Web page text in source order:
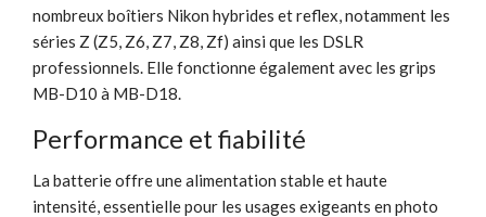
nombreux boîtiers Nikon hybrides et reflex, notamment les
séries Z (Z5, Z6, Z7, Z8, Zf) ainsi que les DSLR
professionnels. Elle fonctionne également avec les grips
MB-D10 à MB-D18.
Performance et fiabilité
La batterie offre une alimentation stable et haute
intensité, essentielle pour les usages exigeants en photo